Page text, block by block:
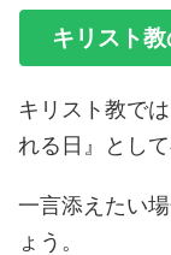
キリスト
キリスト教で
れる日』とし
一言添えたい
ょう。